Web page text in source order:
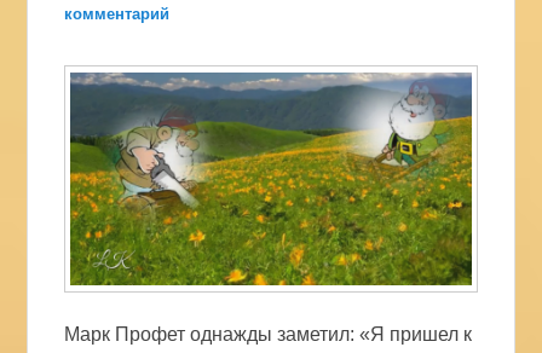
комментарий
Марк Профет однажды заметил: «Я пришел к